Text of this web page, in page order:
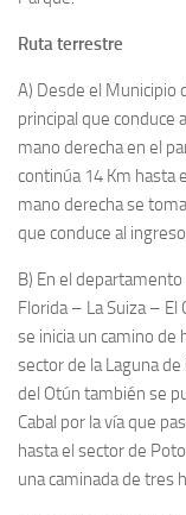
Ruta terrestre
A) Desde el Municipio
principal que conduce
mano derecha en el
continúa 14 Km hasta
mano derecha se
que conduce al
B) En el
Florida – La Suiza –
se inicia un camino de
sector de la Laguna
del Otún también se
Cabal por la vía que
hasta el sector de
una caminada de tres